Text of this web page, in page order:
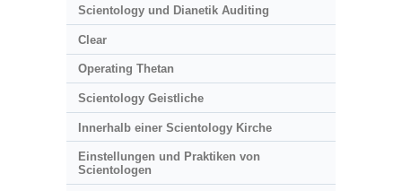
Scientology und Dianetik Auditing
Clear
Operating Thetan
Scientology Geistliche
Innerhalb einer Scientology Kirche
Einstellungen und Praktiken von
Scientologen